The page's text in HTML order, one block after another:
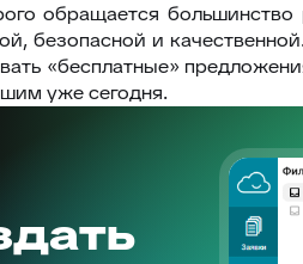
обращается
безопасной и
«бесплатные»
уже сегодня.